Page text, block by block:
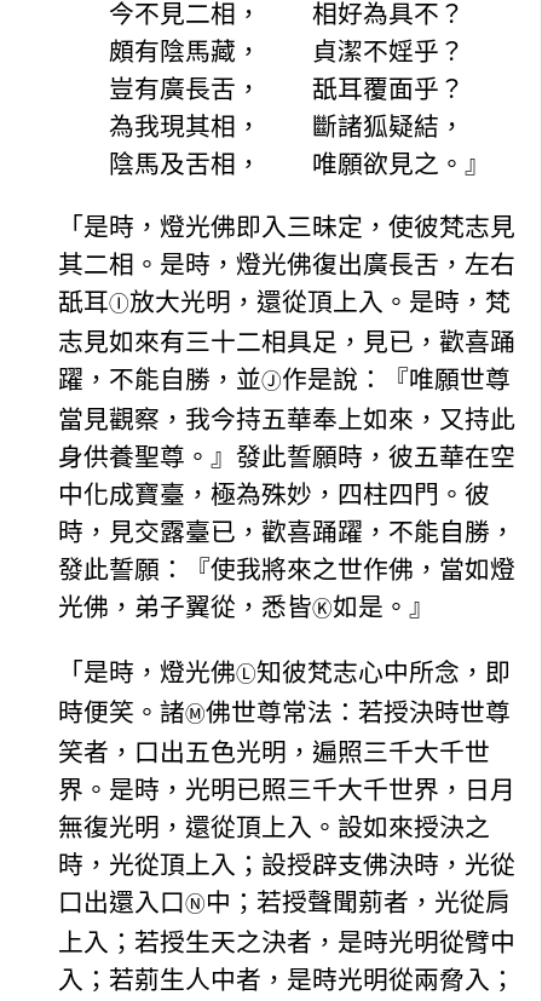
今不見二相， 相好為具不？
頗有陰馬藏， 貞潔不婬乎？
豈有廣長舌， 舐耳覆面乎？
為我現其相， 斷諸狐疑結，
陰馬及舌相， 唯願欲見之。』
「是時，燈光佛即入三昧定，使彼梵志見
其二相。是時，燈光佛復出廣長舌，左右
舐耳Ⓘ放大光明，還從頂上入。是時，梵
志見如來有三十二相具足，見已，歡喜踊
躍，不能自勝，並Ⓙ作是說：『唯願世尊
當見觀察，我今持五華奉上如來，又持此
身供養聖尊。』發此誓願時，彼五華在空
中化成寶臺，極為殊妙，四柱四門。彼
時，見交露臺已，歡喜踊躍，不能自勝，
發此誓願：『使我將來之世作佛，當如燈
光佛，弟子翼從，悉皆Ⓚ如是。』
「是時，燈光佛Ⓛ知彼梵志心中所念，即
時便笑。諸Ⓜ佛世尊常法：若授決時世尊
笑者，口出五色光明，遍照三千大千世
界。是時，光明已照三千大千世界，日月
無復光明，還從頂上入。設如來授決之
時，光從頂上入；設授辟支佛決時，光從
口出還入口Ⓝ中；若授聲聞莂者，光從肩
上入；若授生天之決者，是時光明從臂中
入；若莂生人中者，是時光明從兩脅入；